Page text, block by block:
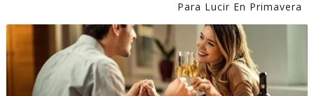
Para Lucir En Primavera